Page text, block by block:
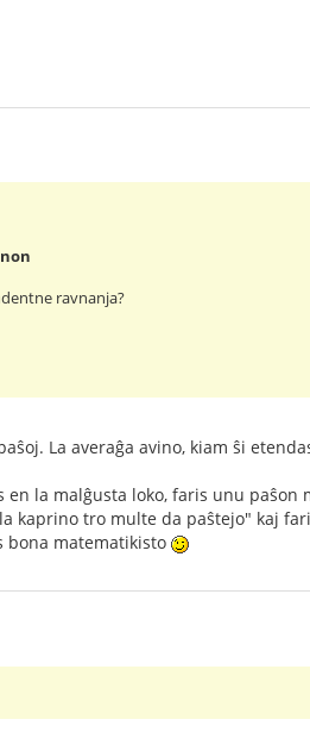
ravnanja?
La averaĝa avino, kiam ŝi
la malĝusta loko, faris unu
kaprino tro multe da paŝtejo" kaj
bona matematikisto